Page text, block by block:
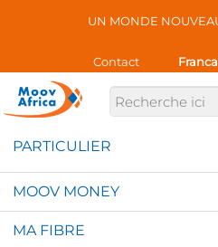
UN MONDE
Contact
MOOV MONEY
MA FIBRE